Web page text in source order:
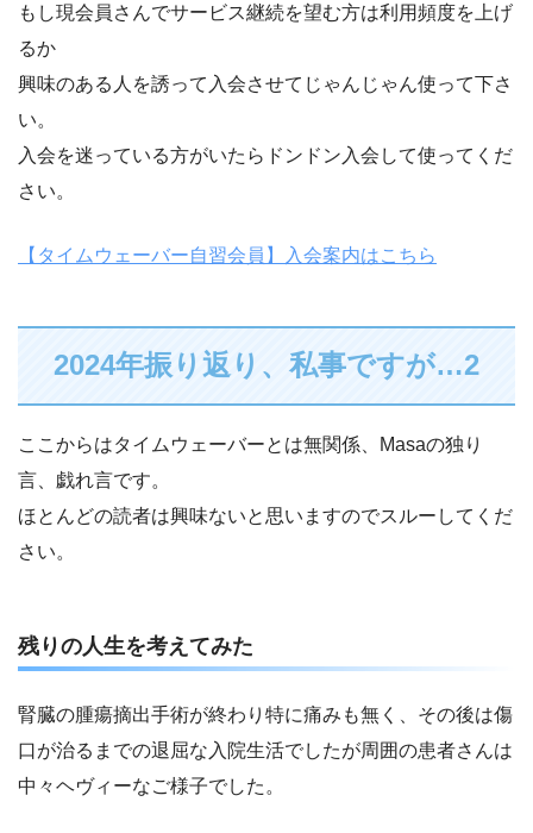
もし現会員さんでサービス継続を望む方は利用頻度を上げ
るか
興味のある人を誘って入会させてじゃんじゃん使って下さ
い。
入会を迷っている方がいたらドンドン入会して使ってくだ
さい。
【タイムウェーバー自習会員】入会案内はこちら
2024年振り返り、私事ですが…2
ここからはタイムウェーバーとは無関係、Masaの独り
言、戯れ言です。
ほとんどの読者は興味ないと思いますのでスルーしてくだ
さい。
残りの人生を考えてみた
腎臓の腫瘍摘出手術が終わり特に痛みも無く、その後は傷
口が治るまでの退屈な入院生活でしたが周囲の患者さんは
中々ヘヴィーなご様子でした。